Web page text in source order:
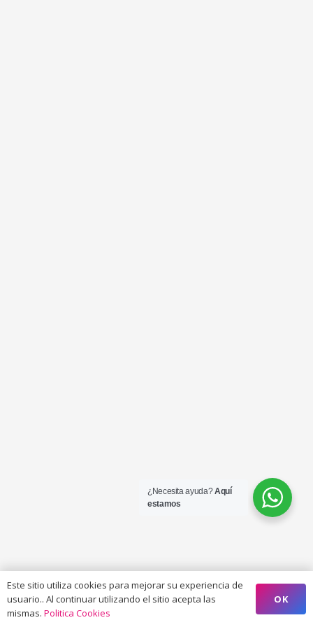
¿Necesita ayuda?Aquí
estamos
Este sitio utiliza cookies para mejorar su experiencia de
usuario.. Al continuar utilizando el sitio acepta las
mismas. Politica Cookies
OK